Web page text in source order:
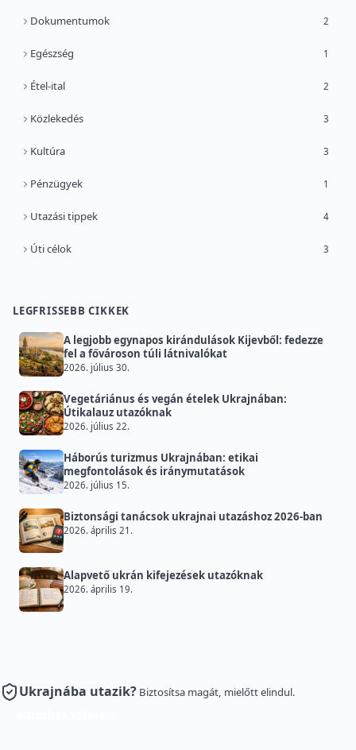
Dokumentumok 2
Egészség 1
Étel-ital 2
Közlekedés 3
Kultúra 3
Pénzügyek 1
Utazási tippek 4
Úti célok 3
LEGFRISSEBB CIKKEK
A legjobb egynapos kirándulások Kijevből: fedezze
fel a fővároson túli látnivalókat
2026. július 30.
Vegetáriánus és vegán ételek Ukrajnában:
Útikalauz utazóknak
2026. július 22.
Háborús turizmus Ukrajnában: etikai
megfontolások és iránymutatások
2026. július 15.
Biztonsági tanácsok ukrajnai utazáshoz 2026-ban
2026. április 21.
Alapvető ukrán kifejezések utazóknak
2026. április 19.
Ukrajnába utazik? Biztosítsa magát, mielőtt elindul.